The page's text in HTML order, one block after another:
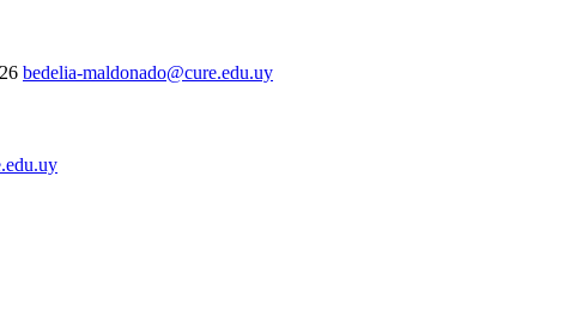
bedelia-maldonado@cure.edu.uy